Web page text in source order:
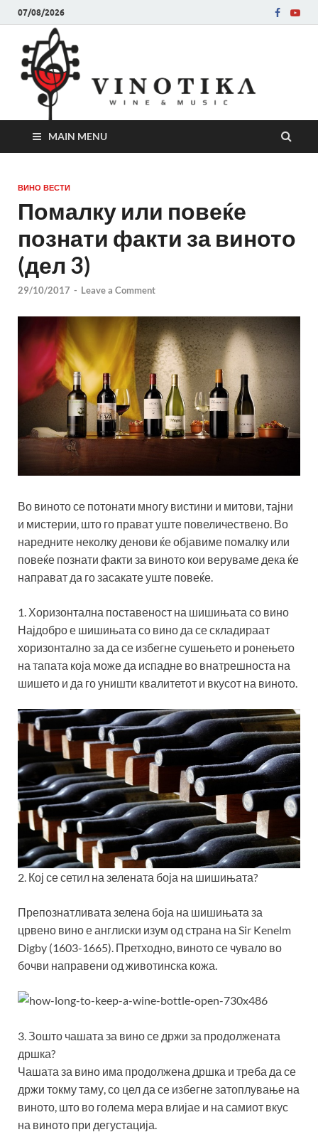
07/08/2026
MAIN MENU
ВИНО ВЕСТИ
Помалку или повеќе
познати факти за виното
(дел 3)
29/10/2017 - Leave a Comment
Во виното се потонати многу вистини и митови, тајни
и мистерии, што го прават уште повеличествено. Во
наредните неколку денови ќе објавиме помалку или
повеќе познати факти за виното кои веруваме дека ќе
направат да го засакате уште повеќе.
1. Хоризонтална поставеност на шишињата со вино
Најдобро е шишињата со вино да се складираат
хоризонтално за да се избегне сушењето и ронењето
на тапата која може да испадне во внатрешноста на
шишето и да го уништи квалитетот и вкусот на виното.
2. Кој се сетил на зелената боја на шишињата?
Препознатливата зелена боја на шишињата за
црвено вино е англиски изум од страна на Sir Kenelm
Digby (1603-1665). Претходно, виното се чувало во
бочви направени од животинска кожа.
3. Зошто чашата за вино се држи за продолжената
дршка?
Чашата за вино има продолжена дршка и треба да се
држи токму таму, со цел да се избегне затоплување на
виното, што во голема мера влијае и на самиот вкус
на виното при дегустација.